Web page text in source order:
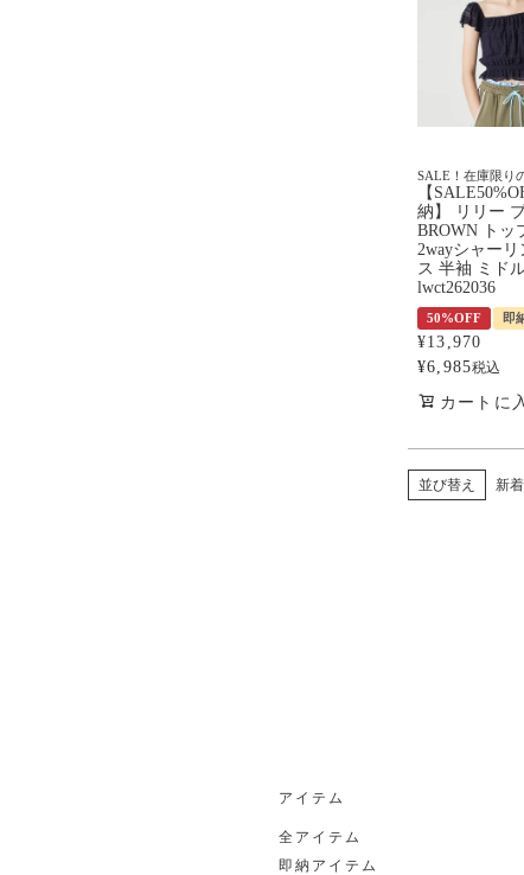
SALE！在庫限り
【
納】 リリー
BROWN トッ
2wayシャー
ス 半袖 ミド
lwct262036
50%OFF 即
¥13,970
¥6,985税込
カートに
並び替え 新
アイテム
全アイテム
即納アイテム